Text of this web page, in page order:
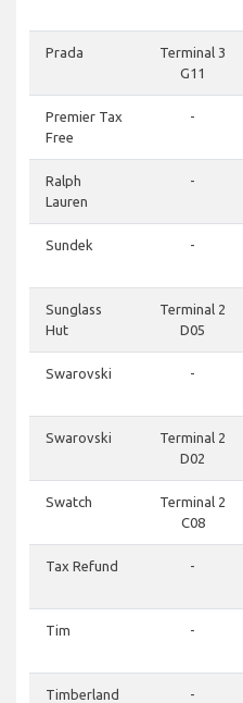
Prada
Terminal 3
G11
Premier Tax
Free
-
Ralph
Lauren
-
Sundek -
Sunglass
Hut
Terminal 2
D05
Swarovski -
Swarovski
Terminal 2
D02
Swatch
Terminal 2
C08
Tax Refund -
Tim -
Timberland -